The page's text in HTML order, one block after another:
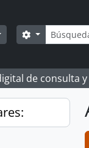
Search
de consulta